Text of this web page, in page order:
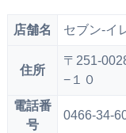
店舗名 セブン‐イ
住所
〒251-
−１０
電話番
号
0466-34-